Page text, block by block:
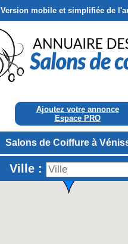
Version mobile et simplifiée de
Ajoutez votre annonce
Espace PRO
Salons de Coiffure à
Ville :